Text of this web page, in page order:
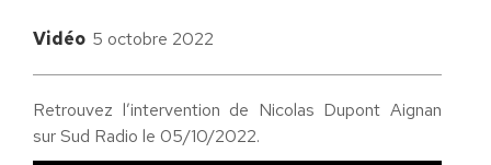
Vidéo 5 octobre 2022
Retrouvez l’intervention de Nicolas Dupont Aignan
sur Sud Radio le 05/10/2022.